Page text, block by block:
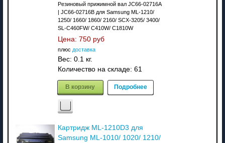
Резиновый прижимной вал JC66-02716A
| JC66-02716B для Samsung ML-1210/
1250/ 1660/ 1860/ 2160/ SCX-3205/ 3400/
SL-C460FW/ C410W/ C1810W
Цена: 750 руб
плюс доставка
Вес: 0.1 кг.
Количество на складе: 61
В корзину Подробнее
Картридж ML-1210D3 для
Samsung ML-1010/ 1020/ 1210/